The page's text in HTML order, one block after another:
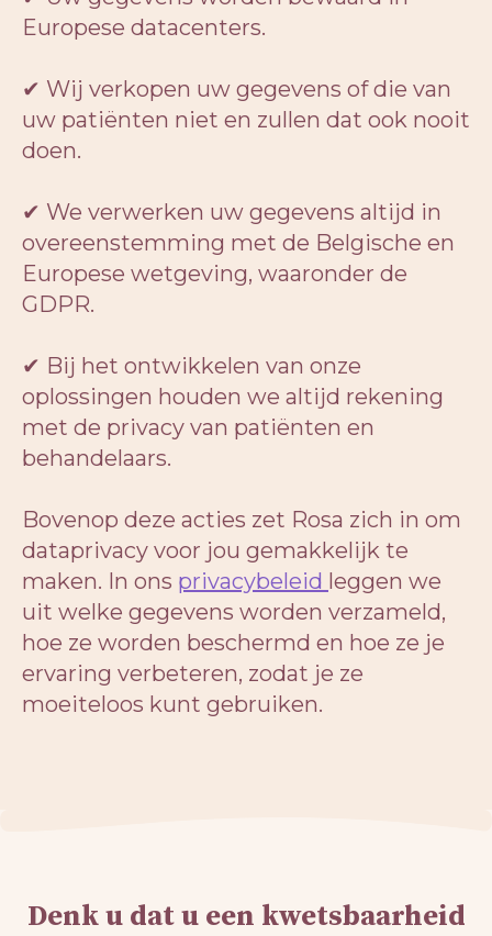
Europese datacenters.
✔ Wij verkopen uw gegevens of die van
uw patiënten niet en zullen dat ook nooit
doen.
✔ We verwerken uw gegevens altijd in
overeenstemming met de Belgische en
Europese wetgeving, waaronder de
GDPR.
✔ Bij het ontwikkelen van onze
oplossingen houden we altijd rekening
met de privacy van patiënten en
behandelaars.
Bovenop deze acties zet Rosa zich in om
dataprivacy voor jou gemakkelijk te
maken. In ons privacybeleid leggen we
uit welke gegevens worden verzameld,
hoe ze worden beschermd en hoe ze je
ervaring verbeteren, zodat je ze
moeiteloos kunt gebruiken.
Denk u dat u een kwetsbaarheid